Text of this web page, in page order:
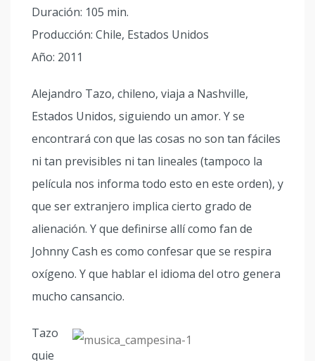
Duración: 105 min.
Producción: Chile, Estados Unidos
Año: 2011
Alejandro Tazo, chileno, viaja a Nashville,
Estados Unidos, siguiendo un amor. Y se
encontrará con que las cosas no son tan fáciles
ni tan previsibles ni tan lineales (tampoco la
película nos informa todo esto en este orden), y
que ser extranjero implica cierto grado de
alienación. Y que definirse allí como fan de
Johnny Cash es como confesar que se respira
oxígeno. Y que hablar el idioma del otro genera
mucho cansancio.
Tazo
quie